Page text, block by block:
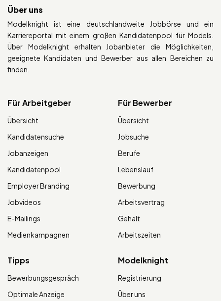
Über uns
Modelknight ist eine deutschlandweite Jobbörse und ein
Karriereportal mit einem großen Kandidatenpool für Models.
Über Modelknight erhalten Jobanbieter die Möglichkeiten,
geeignete Kandidaten und Bewerber aus allen Bereichen zu
finden.
Für Arbeitgeber
Übersicht
Kandidatensuche
Jobanzeigen
Kandidatenpool
Employer Branding
Jobvideos
E-Mailings
Medienkampagnen
Für Bewerber
Übersicht
Jobsuche
Berufe
Lebenslauf
Bewerbung
Arbeitsvertrag
Gehalt
Arbeitszeiten
Tipps
Bewerbungsgespräch
Optimale Anzeige
Modelknight
Registrierung
Über uns